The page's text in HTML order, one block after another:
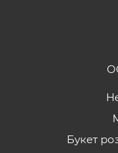
Букет